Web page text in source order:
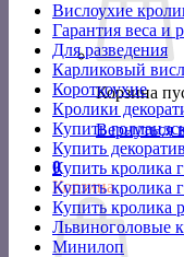
Корзина
Вернуться
0
Корзина
Вислоухие
Гарантия веса и
Для разведения
Карликовый
Короткоухие
Кролики
Купить
Купить
Купить кролика
Купить кролика
Купить кролика
Львиноголовые
Минилоп